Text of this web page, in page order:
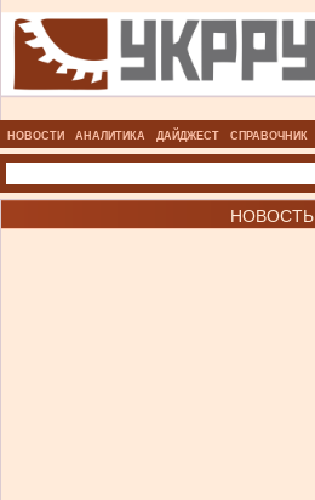
НОВОСТИ АНАЛИТИКА ДАЙДЖЕСТ СПРАВОЧНИК
НОВОСТЬ